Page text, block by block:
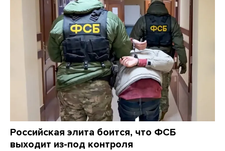
Российская элита боится, что ФСБ
выходит из-под контроля